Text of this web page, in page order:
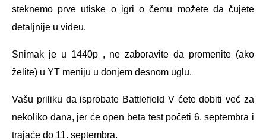
steknemo prve utiske o igri o čemu možete da čujete
detaljnije u videu.
Snimak je u 1440p , ne zaboravite da promenite (ako
želite) u YT meniju u donjem desnom uglu.
Vašu priliku da isprobate Battlefield V ćete dobiti već za
nekoliko dana, jer će open beta test početi 6. septembra i
trajaće do 11. septembra.